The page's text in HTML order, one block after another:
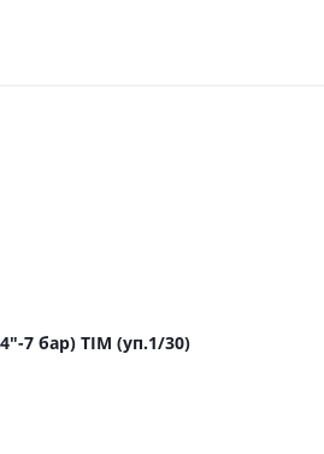
7 бар) TIM (уп.1/30)